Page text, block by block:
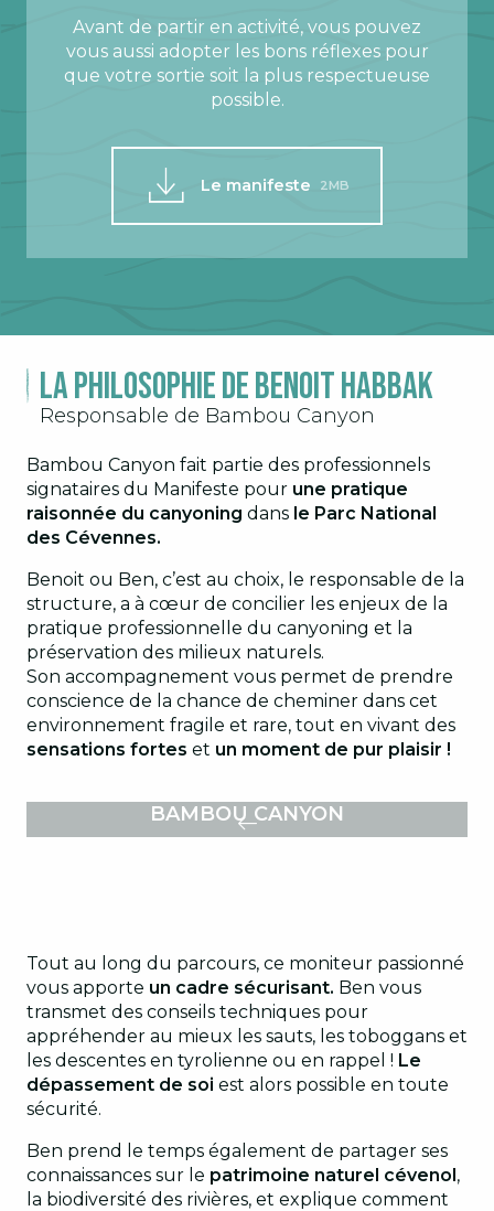
Avant de partir en activité, vous pouvez
vous aussi adopter les bons réflexes pour
que votre sortie soit la plus respectueuse
possible.
Le manifeste 2MB
La philosophie de Benoit Habbak
Responsable de Bambou Canyon
Bambou Canyon fait partie des professionnels
signataires du Manifeste pour une pratique
raisonnée du canyoning dans le Parc National
des Cévennes.
Benoit ou Ben, c’est au choix, le responsable de la
structure, a à cœur de concilier les enjeux de la
pratique professionnelle du canyoning et la
préservation des milieux naturels.
Son accompagnement vous permet de prendre
conscience de la chance de cheminer dans cet
environnement fragile et rare, tout en vivant des
sensations fortes et un moment de pur plaisir !
BAMBOU CANYON
Tout au long du parcours, ce moniteur passionné
vous apporte un cadre sécurisant. Ben vous
transmet des conseils techniques pour
appréhender au mieux les sauts, les toboggans et
les descentes en tyrolienne ou en rappel ! Le
dépassement de soi est alors possible en toute
sécurité.
Ben prend le temps également de partager ses
connaissances sur le patrimoine naturel cévenol,
la biodiversité des rivières, et explique comment